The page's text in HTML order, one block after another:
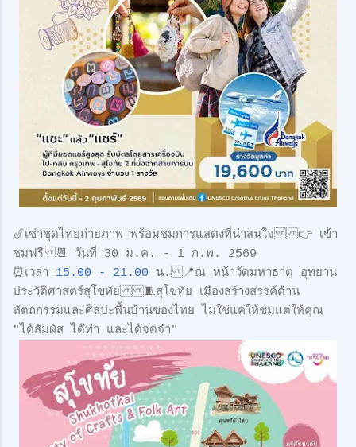
🎷เช่าชุดไทยถ่ายภาพ พร้อมชมการแสดงที่น่าสนใจ 👉 เข้า
ชมฟรี 📆 วันที่ 30 ม.ค. - 1 ก.พ. 2569
⏰เวลา 15.00 - 21.00 น. 📍ณ หน้าวัดมหาธาตุ อุทยาน
ประวัติศาสตร์สุโขทัย 🧵สุโขทัย เมืองสร้างสรรค์ด้าน
หัตถกรรมและศิลปะพื้นบ้านของไทย ไม่ใช่แค่ให้ชมแต่ให้คุณ
"ได้สัมผัส ได้ทำ และได้จดจำ"